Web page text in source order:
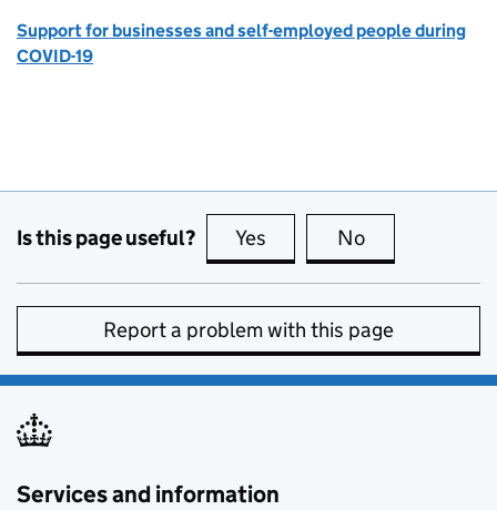
Support for businesses and self-employed people during
COVID-19
Is this page useful? Yes this page is useful
No
Report a problem with this page
Services and information